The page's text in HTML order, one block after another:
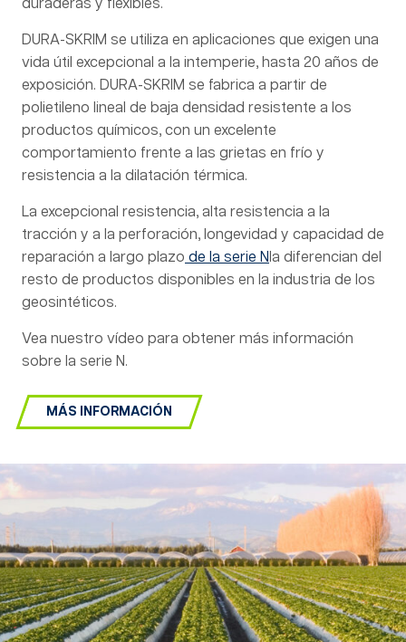
duraderas y flexibles.
DURA-SKRIM se utiliza en aplicaciones que exigen una
vida útil excepcional a la intemperie, hasta 20 años de
exposición. DURA-SKRIM se fabrica a partir de
polietileno lineal de baja densidad resistente a los
productos químicos, con un excelente
comportamiento frente a las grietas en frío y
resistencia a la dilatación térmica.
La excepcional resistencia, alta resistencia a la
tracción y a la perforación, longevidad y capacidad de
reparación a largo plazo de la serie N la diferencian del
resto de productos disponibles en la industria de los
geosintéticos.
Vea nuestro vídeo para obtener más información
sobre la serie N.
MÁS INFORMACIÓN